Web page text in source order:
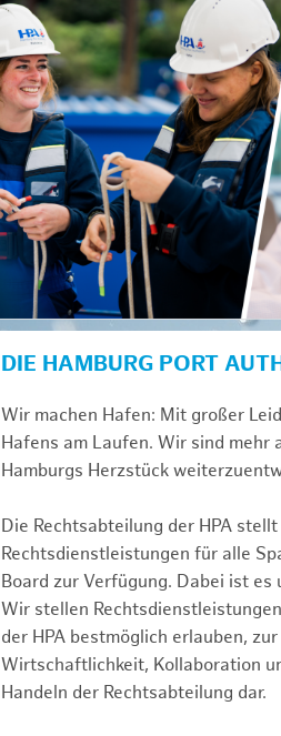
DIE HAMBURG PORT
Wir machen Hafen: Mit großer
Hafens am Laufen. Wir sind
Hamburgs Herzstück
Die Rechtsabteilung der HPA
Rechtsdienstleistungen für alle
Board zur Verfügung. Dabei ist es
Wir stellen
der HPA bestmöglich erlauben,
Wirtschaftlichkeit, Kollaboration
Handeln der Rechtsabteilung dar.